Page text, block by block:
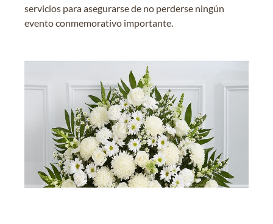
servicios para asegurarse de no perderse ningún
evento conmemorativo importante.